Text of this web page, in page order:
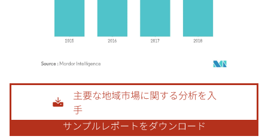
画像 © Mordor Intelligence。再利用にはCC BY 4.0の表示が必要です。